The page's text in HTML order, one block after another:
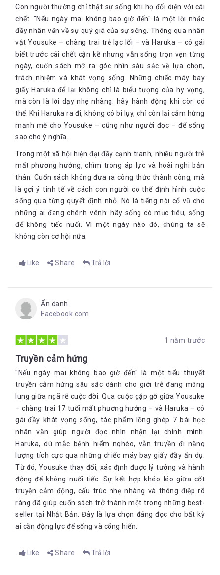
Con người thường chỉ thật sự sống khi họ đối diện với cái
chết. "Nếu ngày mai không bao giờ đến" là một lời nhắc
đầy nhân văn về sự quý giá của sự sống. Thông qua nhân
vật Yousuke – chàng trai trẻ lạc lối – và Haruka – cô gái
biết trước cái chết cận kề nhưng vẫn sống trọn vẹn từng
ngày, cuốn sách mở ra góc nhìn sâu sắc về lựa chọn,
trách nhiệm và khát vọng sống. Những chiếc máy bay
giấy Haruka để lại không chỉ là biểu tượng của hy vọng,
mà còn là lời dạy nhẹ nhàng: hãy hành động khi còn có
thể. Khi Haruka ra đi, không có bi lụy, chỉ còn lại cảm hứng
mạnh mẽ cho Yousuke – cũng như người đọc – để sống
sao cho ý nghĩa.
Trong một xã hội hiện đại đầy cạnh tranh, nhiều người trẻ
mất phương hướng, chìm trong áp lực và hoài nghi bản
thân. Cuốn sách không đưa ra công thức thành công, mà
là gợi ý tinh tế về cách con người có thể định hình cuộc
sống qua từng quyết định nhỏ. Nó là tiếng nói cổ vũ cho
những ai đang chênh vênh: hãy sống có mục tiêu, sống
để không tiếc nuối. Vì một ngày nào đó, chúng ta sẽ
không còn cơ hội nữa.
Like Share Trả lời
Ẩn danh
Facebook.com
1 năm trước
Truyền cảm hứng
"Nếu ngày mai không bao giờ đến" là một tiểu thuyết
truyền cảm hứng sâu sắc dành cho giới trẻ đang mông
lung giữa ngã rẽ cuộc đời. Qua cuộc gặp gỡ giữa Yousuke
– chàng trai 17 tuổi mất phương hướng – và Haruka – cô
gái đầy khát vọng sống, tác phẩm lồng ghép 7 bài học
nhân văn giúp người đọc nhìn nhận lại chính mình.
Haruka, dù mắc bệnh hiểm nghèo, vẫn truyền đi năng
lượng tích cực qua những chiếc máy bay giấy đầy ẩn dụ.
Từ đó, Yousuke thay đổi, xác định được lý tưởng và hành
động để không nuối tiếc. Sự kết hợp khéo léo giữa cốt
truyện cảm động, cấu trúc nhẹ nhàng và thông điệp rõ
ràng đã giúp cuốn sách trở thành một trong những best-
seller tại Nhật Bản. Đây là lựa chọn đáng đọc cho bất kỳ
ai cần động lực để sống và cống hiến.
Like Share Trả lời